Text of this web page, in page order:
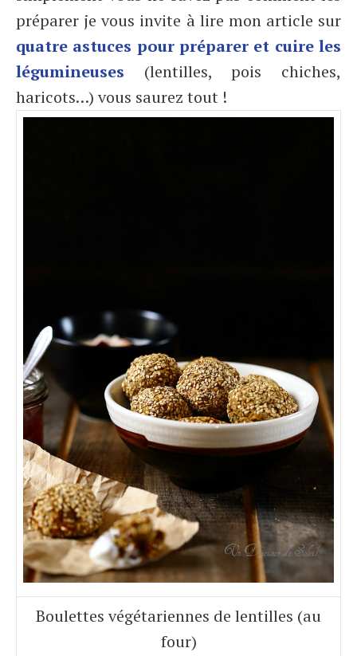
préparer je vous invite à lire mon article sur
quatre astuces pour préparer et cuire les
légumineuses
(lentilles, pois chiches,
haricots…) vous saurez tout !
Boulettes végétariennes de lentilles (au
four)